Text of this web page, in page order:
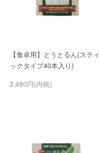
【食卓用】とうとるん(スティ
ックタイプ40本入り)
2,480円(内税)